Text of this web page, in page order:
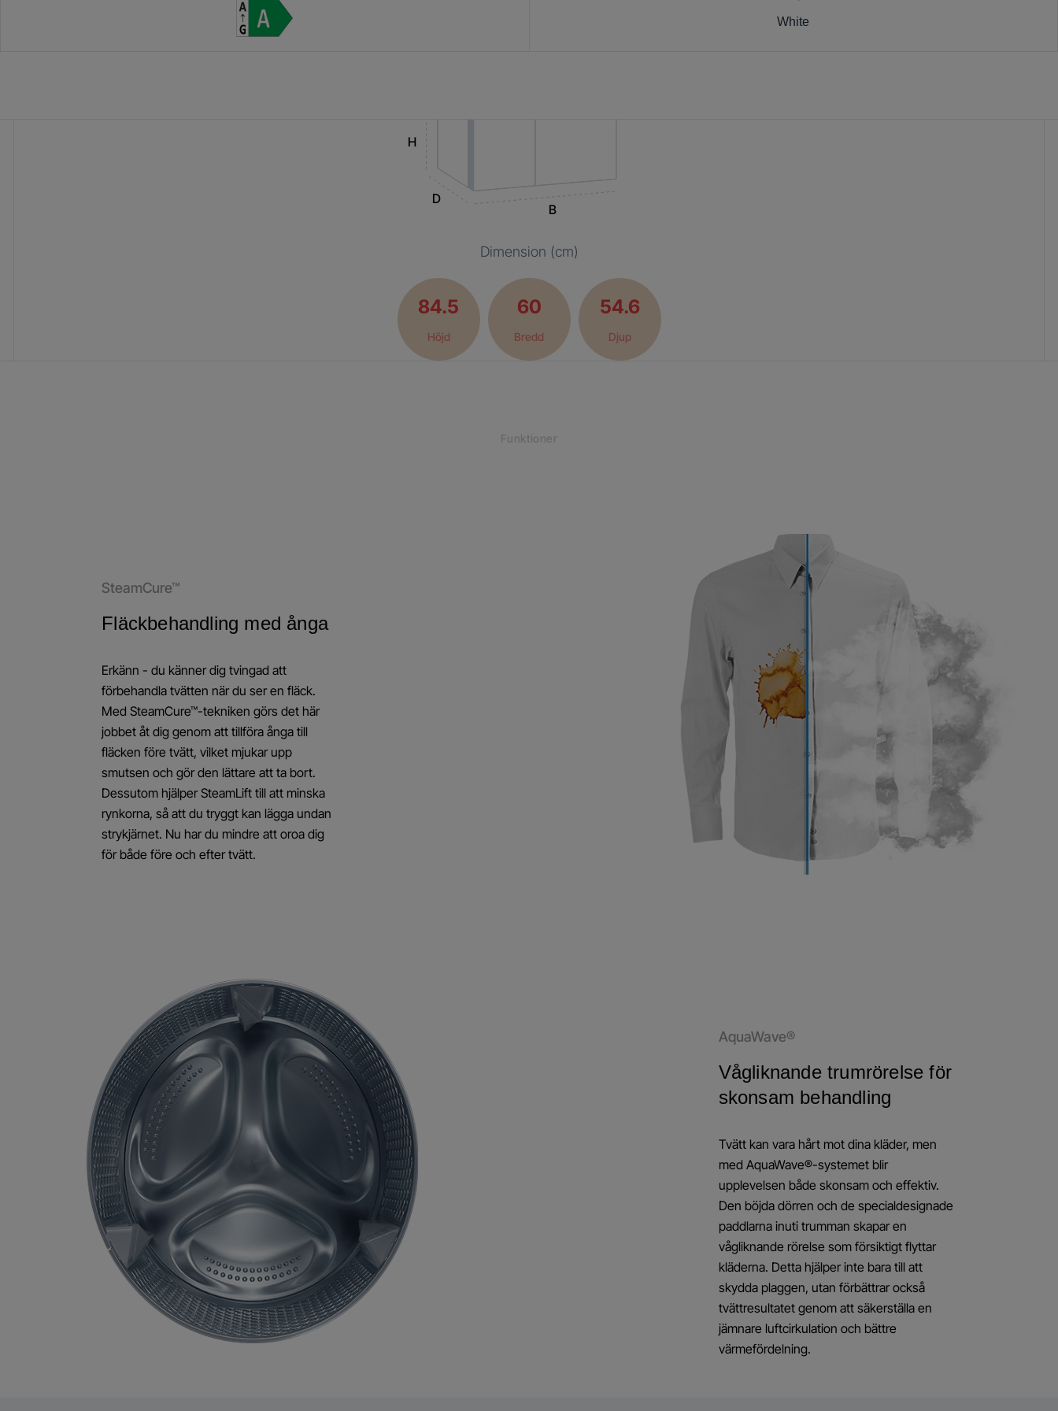
White
H
D
B
Dimension (cm)
84.5
Höjd
60
Bredd
54.6
Djup
Funktioner
SteamCure™
Fläckbehandling med ånga
Erkänn - du känner dig tvingad att
förbehandla tvätten när du ser en fläck.
Med SteamCure™-tekniken görs det här
jobbet åt dig genom att tillföra ånga till
fläcken före tvätt, vilket mjukar upp
smutsen och gör den lättare att ta bort.
Dessutom hjälper SteamLift till att minska
rynkorna, så att du tryggt kan lägga undan
strykjärnet. Nu har du mindre att oroa dig
för både före och efter tvätt.
AquaWave®
Vågliknande trumrörelse för
skonsam behandling
Tvätt kan vara hårt mot dina kläder, men
med AquaWave®-systemet blir
upplevelsen både skonsam och effektiv.
Den böjda dörren och de specialdesignade
paddlarna inuti trumman skapar en
vågliknande rörelse som försiktigt flyttar
kläderna. Detta hjälper inte bara till att
skydda plaggen, utan förbättrar också
tvättresultatet genom att säkerställa en
jämnare luftcirkulation och bättre
värmefördelning.